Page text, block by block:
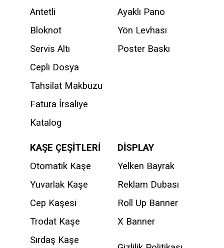
Antetli
Bloknot
Servis Altı
Cepli Dosya
Tahsilat Makbuzu
Fatura İrsaliye
Katalog
Ayaklı Pano
Yön Levhası
Poster Baskı
DİSPLAY
Yelken Bayrak
Reklam Dubası
Roll Up Banner
X Banner
KAŞE ÇEŞİTLERİ
Otomatik Kaşe
Yuvarlak Kaşe
Cep Kaşesi
Trodat Kaşe
Sırdaş Kaşe